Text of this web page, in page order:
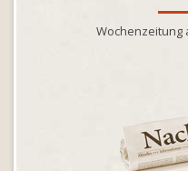
Wochenzeitung